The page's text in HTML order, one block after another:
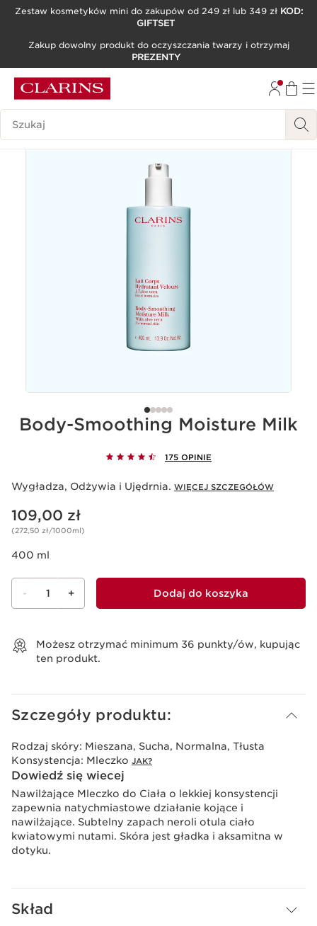
PRZEJDŹ DO STOPKI
Zestaw kosmetyków mini do zakupów od 249 zł lub 349 zł KOD:
GIFTSET
Zakup dowolny produkt do oczyszczania twarzy i otrzymaj
PREZENTY
Historia wyszukiwania
Body-Smoothing Moisture Milk
175 OPINIE
Wygładza, Odżywia i Ujędrnia. WIĘCEJ SZCZEGÓŁÓW
Aktualna cena 109,00 zł
109,00 zł
(272,50 zł/1000ml)
400 ml
- 1 + Dodaj do koszyka
Możesz otrzymać minimum 36 punkty/ów, kupując
ten produkt.
Szczegóły produktu:
Rodzaj skóry: Mieszana, Sucha, Normalna, Tłusta
Konsystencja: Mleczko JAK?
Dowiedź się wiecej
Nawilżające Mleczko do Ciała o lekkiej konsystencji
zapewnia natychmiastowe działanie kojące i
nawilżające. Subtelny zapach neroli otula ciało
kwiatowymi nutami. Skóra jest gładka i aksamitna w
dotyku.
Skład